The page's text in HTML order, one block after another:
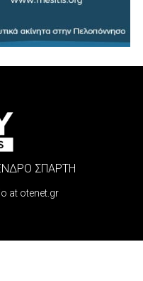
ΣΠΑΡΤΗ
at otenet.gr